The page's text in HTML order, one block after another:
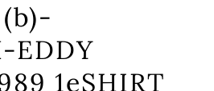
EDDY
1eSHIRT